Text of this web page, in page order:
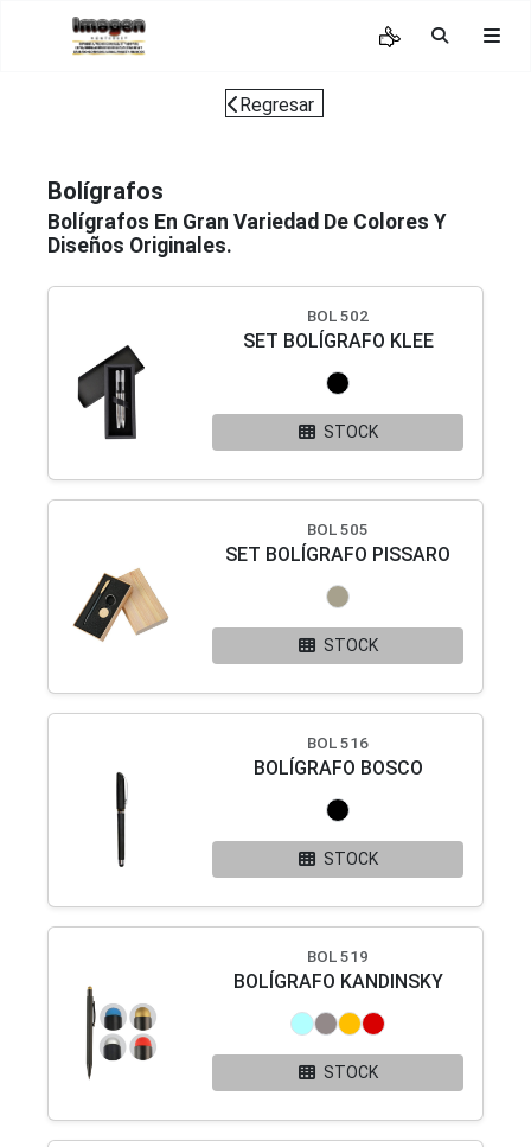
Regresar
Bolígrafos
Bolígrafos En Gran Variedad De Colores Y
Diseños Originales.
BOL 502
SET BOLÍGRAFO KLEE
STOCK
BOL 505
SET BOLÍGRAFO PISSARO
STOCK
BOL 516
BOLÍGRAFO BOSCO
STOCK
BOL 519
BOLÍGRAFO KANDINSKY
STOCK